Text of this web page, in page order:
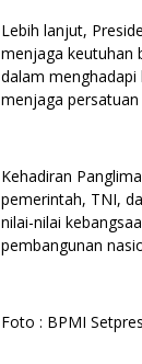
Lebih lanjut,
menjaga keutuhan
dalam
menjaga
Kehadiran
pemerintah, TNI,
nilai-nilai
pembangunan
Foto : BPMI